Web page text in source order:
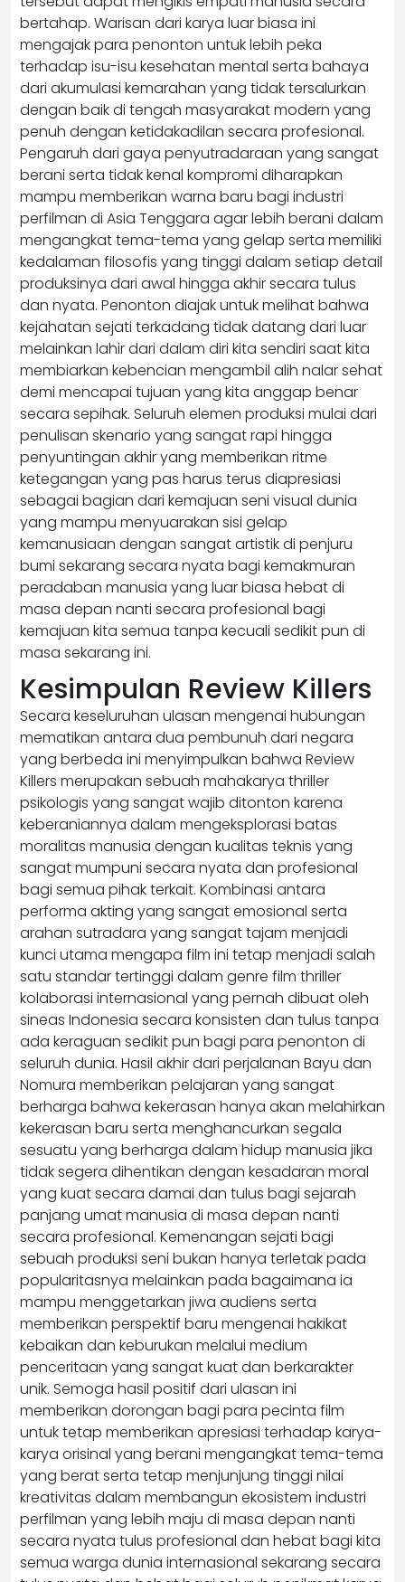
bertahap. Warisan dari karya luar biasa ini
mengajak para penonton untuk lebih peka
terhadap isu-isu kesehatan mental serta bahaya
dari akumulasi kemarahan yang tidak tersalurkan
dengan baik di tengah masyarakat modern yang
penuh dengan ketidakadilan secara profesional.
Pengaruh dari gaya penyutradaraan yang sangat
berani serta tidak kenal kompromi diharapkan
mampu memberikan warna baru bagi industri
perfilman di Asia Tenggara agar lebih berani dalam
mengangkat tema-tema yang gelap serta memiliki
kedalaman filosofis yang tinggi dalam setiap detail
produksinya dari awal hingga akhir secara tulus
dan nyata. Penonton diajak untuk melihat bahwa
kejahatan sejati terkadang tidak datang dari luar
melainkan lahir dari dalam diri kita sendiri saat kita
membiarkan kebencian mengambil alih nalar sehat
demi mencapai tujuan yang kita anggap benar
secara sepihak. Seluruh elemen produksi mulai dari
penulisan skenario yang sangat rapi hingga
penyuntingan akhir yang memberikan ritme
ketegangan yang pas harus terus diapresiasi
sebagai bagian dari kemajuan seni visual dunia
yang mampu menyuarakan sisi gelap
kemanusiaan dengan sangat artistik di penjuru
bumi sekarang secara nyata bagi kemakmuran
peradaban manusia yang luar biasa hebat di
masa depan nanti secara profesional bagi
kemajuan kita semua tanpa kecuali sedikit pun di
masa sekarang ini.
Kesimpulan Review Killers
Secara keseluruhan ulasan mengenai hubungan
mematikan antara dua pembunuh dari negara
yang berbeda ini menyimpulkan bahwa Review
Killers merupakan sebuah mahakarya thriller
psikologis yang sangat wajib ditonton karena
keberaniannya dalam mengeksplorasi batas
moralitas manusia dengan kualitas teknis yang
sangat mumpuni secara nyata dan profesional
bagi semua pihak terkait. Kombinasi antara
performa akting yang sangat emosional serta
arahan sutradara yang sangat tajam menjadi
kunci utama mengapa film ini tetap menjadi salah
satu standar tertinggi dalam genre film thriller
kolaborasi internasional yang pernah dibuat oleh
sineas Indonesia secara konsisten dan tulus tanpa
ada keraguan sedikit pun bagi para penonton di
seluruh dunia. Hasil akhir dari perjalanan Bayu dan
Nomura memberikan pelajaran yang sangat
berharga bahwa kekerasan hanya akan melahirkan
kekerasan baru serta menghancurkan segala
sesuatu yang berharga dalam hidup manusia jika
tidak segera dihentikan dengan kesadaran moral
yang kuat secara damai dan tulus bagi sejarah
panjang umat manusia di masa depan nanti
secara profesional. Kemenangan sejati bagi
sebuah produksi seni bukan hanya terletak pada
popularitasnya melainkan pada bagaimana ia
mampu menggetarkan jiwa audiens serta
memberikan perspektif baru mengenai hakikat
kebaikan dan keburukan melalui medium
penceritaan yang sangat kuat dan berkarakter
unik. Semoga hasil positif dari ulasan ini
memberikan dorongan bagi para pecinta film
untuk tetap memberikan apresiasi terhadap karya-
karya orisinal yang berani mengangkat tema-tema
yang berat serta tetap menjunjung tinggi nilai
kreativitas dalam membangun ekosistem industri
perfilman yang lebih maju di masa depan nanti
secara nyata tulus profesional dan hebat bagi kita
semua warga dunia internasional sekarang secara